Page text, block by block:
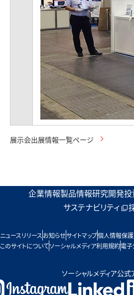
展示会出展情報一覧ページ
企業情報製品情報研究開発投
サステナビリティ
ニュースリリース お知らせサイトマップ個人情報保
このサイトについてソーシャルメディア利用規約電
ソーシャルメディア公式